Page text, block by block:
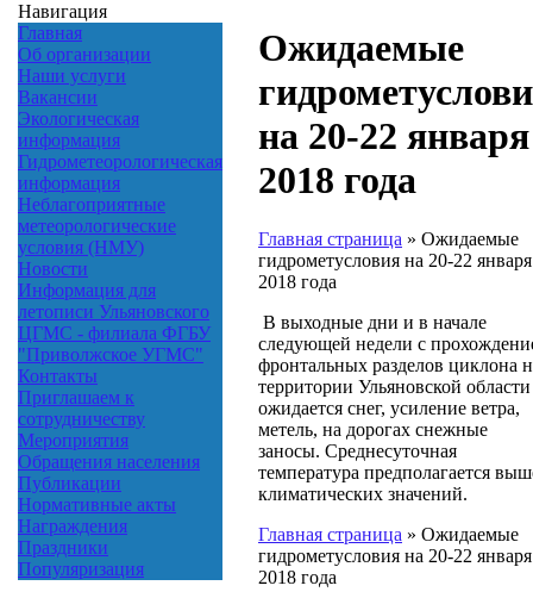
Навигация
Главная
Об организации
Наши услуги
Вакансии
Экологическая
информация
Гидрометеорологическая
информация
Неблагоприятные
метеорологические
условия (НМУ)
Новости
Информация для
летописи Ульяновского
ЦГМС - филиала ФГБУ
"Приволжское УГМС"
Контакты
Приглашаем к
сотрудничеству
Мероприятия
Обращения населения
Публикации
Нормативные акты
Награждения
Праздники
Популяризация
Ожидаемые
на 20-22 января
2018 года
Главная страница » Ожидаемые
гидрометусловия на 20-22 января
2018 года
В выходные дни и в начале
следующей недели с
фронтальных разделов циклона
территории Ульяновской области
ожидается снег, усиление ветра,
метель, на дорогах снежные
заносы. Среднесуточная
температура предполагается
климатических значений.
Главная страница » Ожидаемые
гидрометусловия на 20-22 января
2018 года